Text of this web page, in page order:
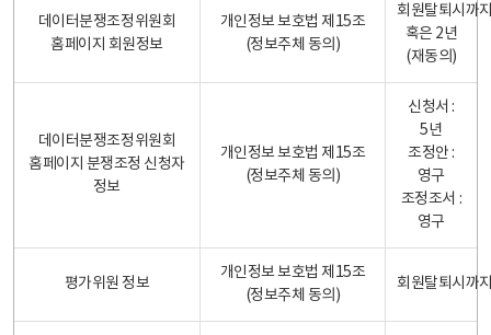
데이터분쟁조정위원회
홈페이지 회원정보
개인정보 보호법 제15조
(정보주체 동의)
회원탈퇴시까
혹은 2년
(재동의)
데이터분쟁조정위원회
홈페이지 분쟁조정 신청자
정보
개인정보 보호법 제15조
(정보주체 동의)
신청서 :
5년
조정안 :
영구
조정조서 :
영구
평가위원 정보
개인정보 보호법 제15조
(정보주체 동의)
회원탈퇴시까